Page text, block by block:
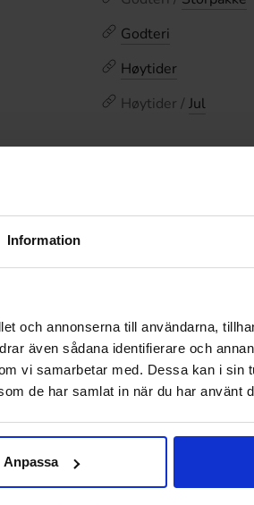
Information
och annonserna till användarna,
även sådana identifierare och
vi samarbetar med. Dessa kan i sin
de har samlat in när du har använt
Anpassa
Godteri
Høytider
Høytider / Jul
Prishistorikk
Laveste pris de siste
produkter